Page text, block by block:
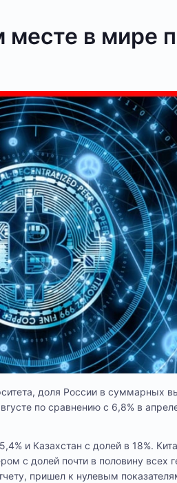
месте в мире
доля России в суммарных
по сравнению с 6,8% в
и Казахстан с долей в 18%.
с долей почти в половину всех
пришел к нулевым